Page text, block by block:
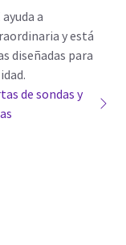
a
y está
diseñadas para
de sondas y